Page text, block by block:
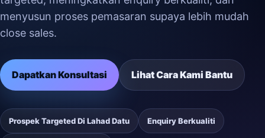
menyusun proses pemasaran supaya lebih mudah
close sales.
Dapatkan Konsultasi Lihat Cara Kami Bantu
Prospek Targeted Di Lahad Datu Enquiry Berkualiti